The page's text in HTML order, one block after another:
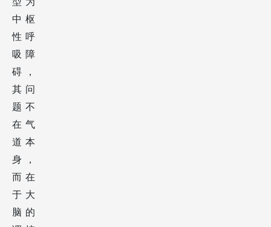
中枢
性呼
吸障
碍，
其问
题不
在气
道本
身，
而在
于大
脑的